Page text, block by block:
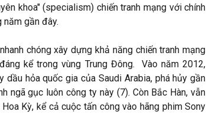
khoa" (specialism) chiến tranh mạng với chính
gần đây.
chóng xây dựng khả năng chiến tranh mạng
kể trong vùng Trung Đông. Vào năm 2012,
hỏa quốc gia của Saudi Arabia, phá hủy gần
ngã gục luôn công ty này (7). Còn Bắc Hàn, vẫn
Kỳ, kể cả cuộc tấn công vào hãng phim Sony